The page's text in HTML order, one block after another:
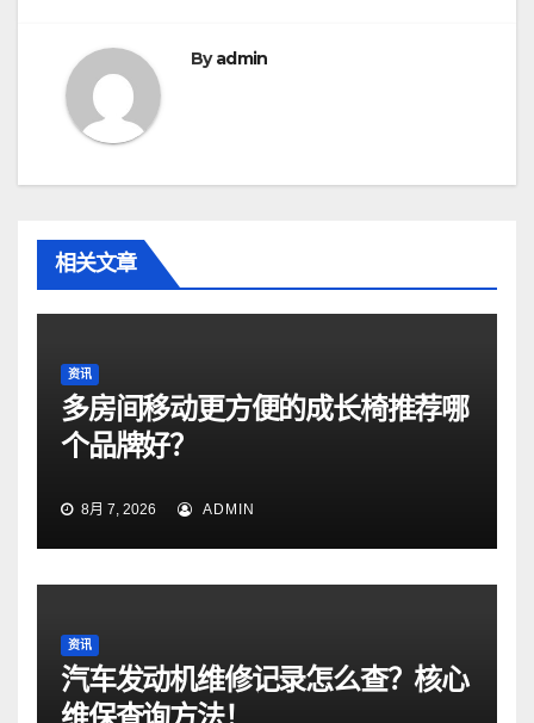
Byadmin
相关文章
资讯
多房间移动更方便的成长椅推荐哪
个品牌好？
8月 7, 2026 ADMIN
资讯
汽车发动机维修记录怎么查？核心